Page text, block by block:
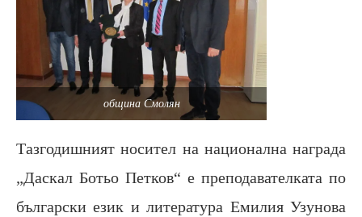
община Смолян
Тазгодишният носител на национална награда
„Даскал Ботьо Петков“ е преподавателката по
български език и литература Емилия Узунова